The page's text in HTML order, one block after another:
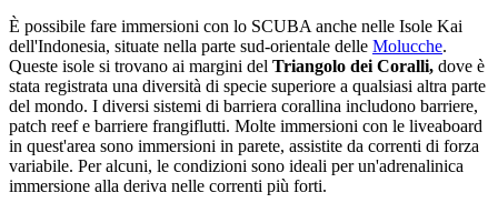
È possibile fare immersioni con lo SCUBA anche nelle Isole Kai
dell'Indonesia, situate nella parte sud-orientale delle Molucche.
Queste isole si trovano ai margini del Triangolo dei Coralli, dove è
stata registrata una diversità di specie superiore a qualsiasi altra parte
del mondo. I diversi sistemi di barriera corallina includono barriere,
patch reef e barriere frangiflutti. Molte immersioni con le liveaboard
in quest'area sono immersioni in parete, assistite da correnti di forza
variabile. Per alcuni, le condizioni sono ideali per un'adrenalinica
immersione alla deriva nelle correnti più forti.